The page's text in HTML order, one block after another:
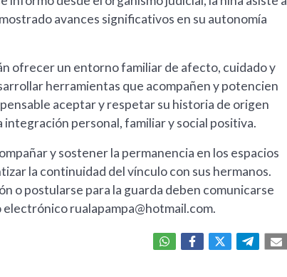
avances significativos en su autonomía
ofrecer un entorno familiar de afecto, cuidado y
herramientas que acompañen y potencien
aceptar y respetar su historia de origen
personal, familiar y social positiva.
y sostener la permanencia en los espacios
la continuidad del vínculo con sus hermanos.
o postularse para la guarda deben comunicarse
electrónicorualapampa@hotmail.com.